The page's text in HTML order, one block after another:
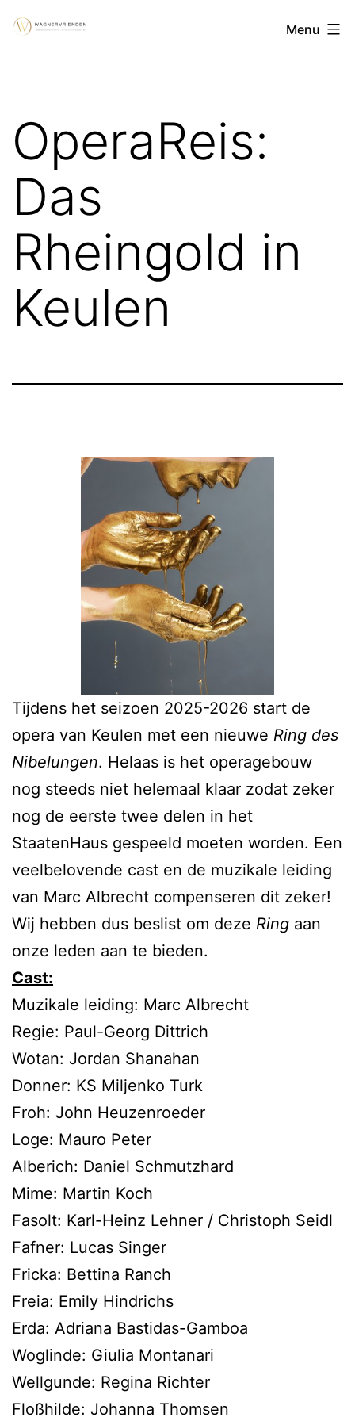
naarWagnerVrienden
Menu
OperaReis:
Das
Rheingold in
Keulen
Tijdens het seizoen 2025-2026 start de
opera van Keulen met een nieuwe Ring des
Nibelungen. Helaas is het operagebouw
nog steeds niet helemaal klaar zodat zeker
nog de eerste twee delen in het
StaatenHaus gespeeld moeten worden. Een
veelbelovende cast en de muzikale leiding
van Marc Albrecht compenseren dit zeker!
Wij hebben dus beslist om deze Ring aan
onze leden aan te bieden.
Cast:
Muzikale leiding: Marc Albrecht
Regie: Paul-Georg Dittrich
Wotan: Jordan Shanahan
Donner: KS Miljenko Turk
Froh: John Heuzenroeder
Loge: Mauro Peter
Alberich: Daniel Schmutzhard
Mime: Martin Koch
Fasolt: Karl-Heinz Lehner / Christoph Seidl
Fafner: Lucas Singer
Fricka: Bettina Ranch
Freia: Emily Hindrichs
Erda: Adriana Bastidas-Gamboa
Woglinde: Giulia Montanari
Wellgunde: Regina Richter
Floßhilde: Johanna Thomsen